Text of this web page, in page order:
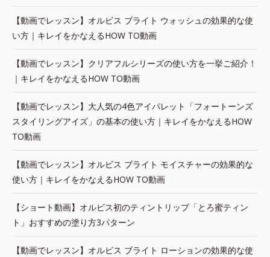
【動画でレッスン】オルビス ブライト ウォッシュの効果的な使
い方｜キレイをかなえるHOW TO動画
【動画でレッスン】クリアフルシリーズの使い方を一挙ご紹介！
｜キレイをかなえるHOW TO動画
【動画でレッスン】大人気の4色アイパレット「フォートーンズ
スタイリングアイズ」の基本の使い方｜キレイをかなえるHOW
TO動画
【動画でレッスン】オルビス ブライト モイスチャーの効果的な
使い方｜キレイをかなえるHOW TO動画
【ショート動画】オルビス初のティントリップ「とろ蜜ティン
ト」おすすめの塗り方3パターン
【動画でレッスン】オルビス ブライト ローションの効果的な使